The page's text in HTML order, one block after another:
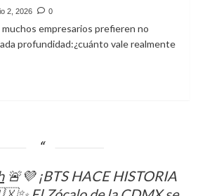
2, 2026 0
empresarios prefieren no
profundidad:¿cuánto vale realmente
🚨💜 ¡BTS HACE HISTORIA